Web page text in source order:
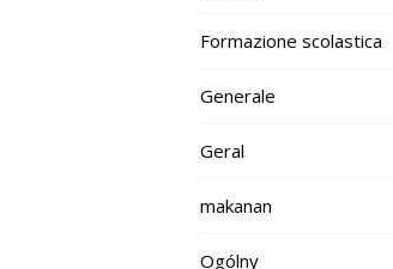
Formazione scolastica
Generale
Geral
makanan
Ogólny